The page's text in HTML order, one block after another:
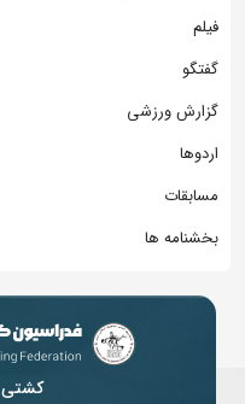
فیلم
گفتگو
گزارش ورزشی
اردوها
مسابقات
بخشنامه ها
کشتی